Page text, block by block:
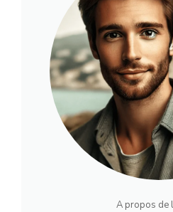
A propos de